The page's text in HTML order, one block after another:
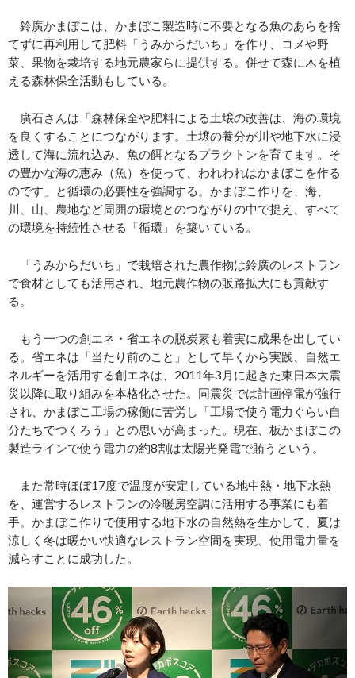
鈴廣かまぼこは、かまぼこ製造時に不要となる魚のあらを捨
てずに再利用して肥料「うみからだいち」を作り、コメや野
菜、果物を栽培する地元農家らに提供する。併せて森に木を植
える森林保全活動もしている。
廣石さんは「森林保全や肥料による土壌の改善は、海の環境
を良くすることにつながります。土壌の養分が川や地下水に浸
透して海に流れ込み、魚の餌となるプラクトンを育てます。そ
の豊かな海の恵み（魚）を使って、われわれはかまぼこを作る
のです」と循環の必要性を強調する。かまぼこ作りを、海、
川、山、農地など周囲の環境とのつながりの中で捉え、すべて
の環境を持続性させる「循環」を築いている。
「うみからだいち」で栽培された農作物は鈴廣のレストラン
で食材としても活用され、地元農作物の販路拡大にも貢献す
る。
もう一つの創エネ・省エネの脱炭素も着実に成果を出してい
る。省エネは「当たり前のこと」として早くから実践、自然エ
ネルギーを活用する創エネは、2011年3月に起きた東日本大震
災以降に取り組みを本格化させた。同震災では計画停電が強行
され、かまぼこ工場の稼働に苦労し「工場で使う電力ぐらい自
分たちでつくろう」との思いが高まった。現在、板かまぼこの
製造ラインで使う電力の約8割は太陽光発電で賄うという。
また常時ほぼ17度で温度が安定している地中熱・地下水熱
を、運営するレストランの冷暖房空調に活用する事業にも着
手。かまぼこ作りで使用する地下水の自然熱を生かして、夏は
涼しく冬は暖かい快適なレストラン空間を実現、使用電力量を
減らすことに成功した。